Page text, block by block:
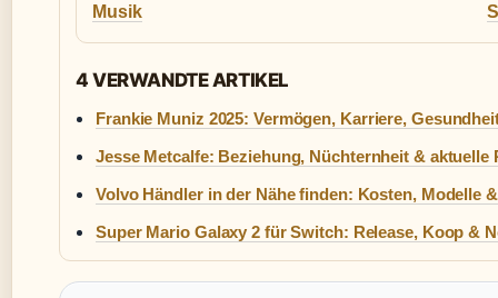
Musik
4 VERWANDTE ARTIKEL
Frankie Muniz 2025: Vermögen, Karriere,
Jesse Metcalfe: Beziehung, Nüchternheit & aktuelle
Volvo Händler in der Nähe finden: Kosten, Modelle
Super Mario Galaxy 2 für Switch: Release, Koop &